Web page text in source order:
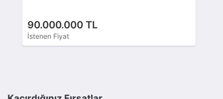
90.000.000 TL
İstenen Fiyat